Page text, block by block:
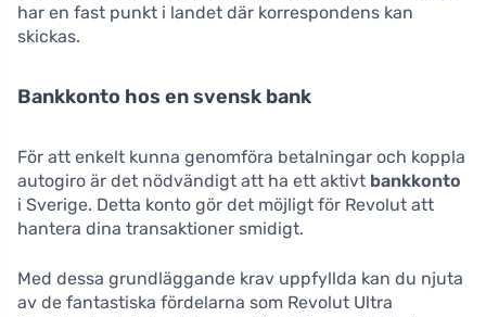
har en fast punkt i landet där korrespondens kan
skickas.
Bankkonto hos en svensk bank
För att enkelt kunna genomföra betalningar och koppla
autogiro är det nödvändigt att ha ett aktivt bankkonto
i Sverige. Detta konto gör det möjligt för Revolut att
hantera dina transaktioner smidigt.
Med dessa grundläggande krav uppfyllda kan du njuta
av de fantastiska fördelarna som Revolut Ultra